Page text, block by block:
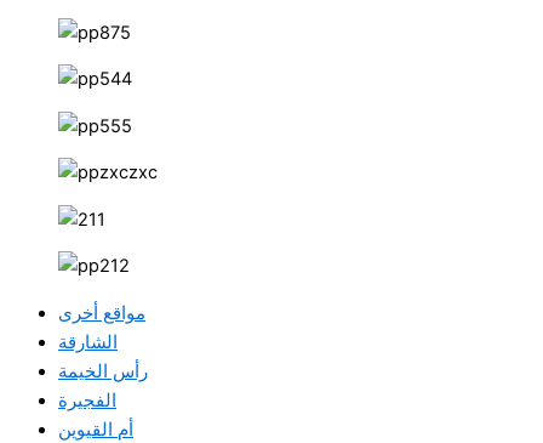
مواقع أخرى
الشارقة
رأس الخيمة
الفجيرة
أم القيوين